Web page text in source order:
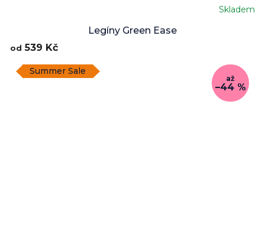
Legíny Green Ease
Skladem
od 539 Kč
Summer Sale
až
–44 %